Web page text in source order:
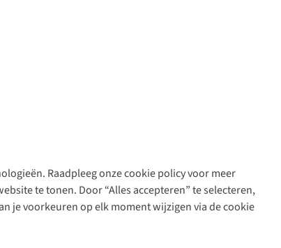
Raadpleeg onze cookie policy voor meer
te tonen. Door “Alles accepteren” te selecteren,
je voorkeuren op elk moment wijzigen via de cookie